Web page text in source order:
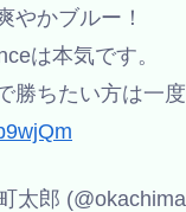
やかブルー！
は本気です。
勝ちたい方は一
太郎